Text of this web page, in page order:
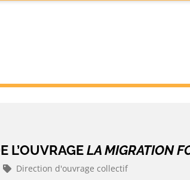
L’OUVRAGELA MIGRATION
Direction d'ouvrage collectif